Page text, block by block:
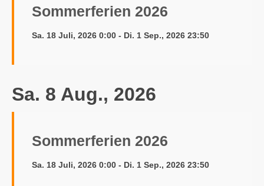
Sommerferien 2026
Sa. 18 Juli, 2026 0:00 - Di. 1 Sep., 2026 23:50
Sa. 8 Aug., 2026
Sommerferien 2026
Sa. 18 Juli, 2026 0:00 - Di. 1 Sep., 2026 23:50